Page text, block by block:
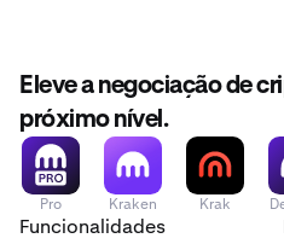
Eleve a negociação de
próximo nível.
Pro Kraken Krak
Funcionalidades